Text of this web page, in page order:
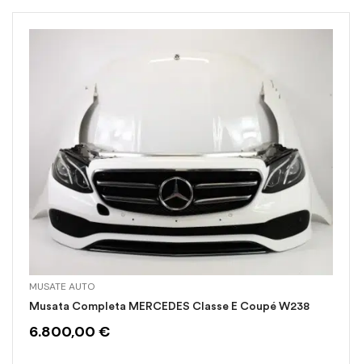
MUSATE AUTO
Musata Completa MERCEDES Classe E Coupé W238
6.800,00 €